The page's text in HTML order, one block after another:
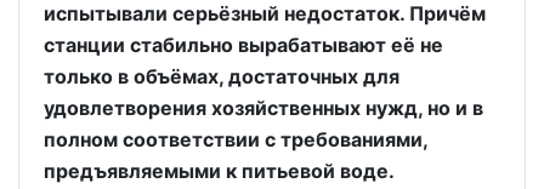
испытывали серьёзный недостаток. Причём
станции стабильно вырабатывают её не
только в объёмах, достаточных для
удовлетворения хозяйственных нужд, но и в
полном соответствии с требованиями,
предъявляемыми к питьевой воде.